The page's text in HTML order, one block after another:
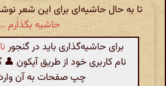
تا به حال حاشیه‌ای برای این شعر
حاشیه بگذارم
برای حاشیه‌گذاری باید در گنجور
نام کاربری خود از طریق آیکون
چپ صفحات به آن